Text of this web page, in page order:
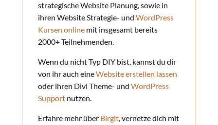
strategische Website Planung, sowie in
ihren Website Strategie- und WordPress
Kursen onlinemit insgesamt bereits
2000+ Teilnehmenden.
Wenn du nicht Typ DIY bist, kannst du dir
von ihr auch eineWebsite erstellen lassen
oder ihren Divi Theme- und WordPress
Supportnutzen.
Erfahre mehr über Birgit, vernetze dich mit